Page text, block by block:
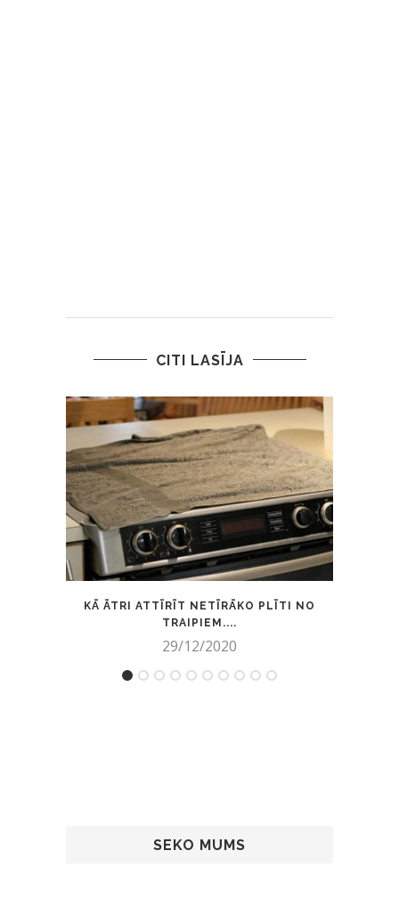
CITI LASĪJA
KĀ ĀTRI ATTĪRĪT NETĪRĀKO PLĪTI NO
TRAIPIEM....
29/12/2020
SEKO MUMS